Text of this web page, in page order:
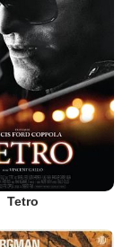
Tetro